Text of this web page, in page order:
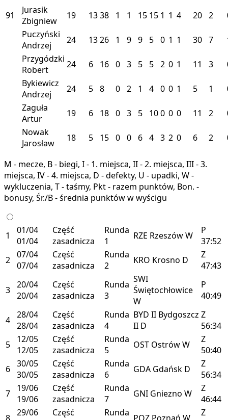
91
Jurasik
Zbigniew
19 1338 1 1 15 15 1 1 4 20 2
Puczyński
Andrzej
24 1326 1 9 9 5 0 1 1 30 7
Przygódzki
Robert
24 6 16 0 3 5 5 2 0 1 11 3
Bykiewicz
Andrzej
24 5 8 0 2 1 4 0 0 1 5 1
Zaguła
Artur
19 6 18 0 3 5 100 0 0 11 2
Nowak
Jarosław
18 5 15 0 0 6 4 3 2 0 6 2
M - mecze, B - biegi, I - 1. miejsca, II - 2. miejsca, III - 3.
miejsca, IV - 4. miejsca, D - defekty, U - upadki, W -
wykluczenia, T - taśmy, Pkt - razem punktów, Bon. -
bonusy, Śr./B - średnia punktów w wyścigu
1
01/04
01/04
Część
zasadnicza
Runda
1
RZE RzeszówW
P
37:52
2 07/04
07/04
Część
zasadnicza
Runda
2
KRO Krosno D
Z
47:43
3 20/04
20/04
Część
zasadnicza
Runda
3
SWI
Świętochłowice
W
P
40:49
4 28/04
28/04
Część
zasadnicza
Runda
4
BYD II Bydgoszcz
II D
Z
56:34
5
12/05
12/05
Część
zasadnicza
Runda
5
OST OstrówW
Z
50:40
6 30/05
30/05
Część
zasadnicza
Runda
6
GDA Gdańsk D
Z
56:34
7
19/06
19/06
Część
zasadnicza
Runda
7
GNI Gniezno W
Z
46:44
29/06
Część
Runda
Z